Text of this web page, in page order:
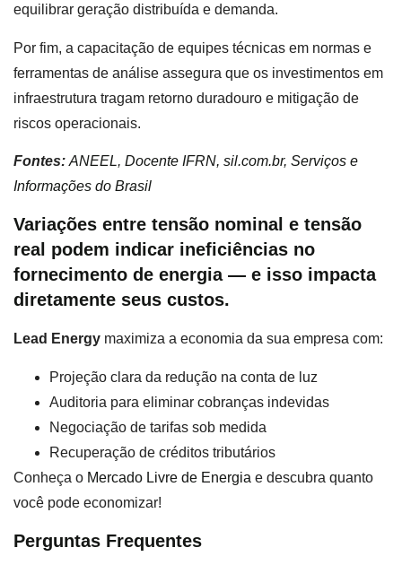
equilibrar geração distribuída e demanda.
Por fim, a capacitação de equipes técnicas em normas e
ferramentas de análise assegura que os investimentos em
infraestrutura tragam retorno duradouro e mitigação de
riscos operacionais.
Fontes: ANEEL, Docente IFRN, sil.com.br, Serviços e
Informações do Brasil
Variações entre tensão nominal e tensão
real podem indicar ineficiências no
fornecimento de energia — e isso impacta
diretamente seus custos.
Lead Energy maximiza a economia da sua empresa com:
Projeção clara da redução na conta de luz
Auditoria para eliminar cobranças indevidas
Negociação de tarifas sob medida
Recuperação de créditos tributários
Conheça o Mercado Livre de Energia e descubra quanto
você pode economizar!
Perguntas Frequentes